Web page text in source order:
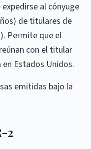
al cónyuge
de titulares de
Permite que el
con el titular
Estados Unidos.
emitidas bajo la
2